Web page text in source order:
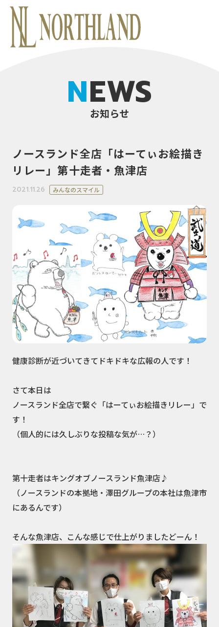
NEWS
お知らせ
ノースランド全店「はーてぃお絵描き
リレー」第十走者・魚津店
2021.11.26 みんなのスマイル
健康診断が近づいてきてドキドキな広報の人です！
さて本日は
ノースランド全店で繋ぐ「はーてぃお絵描きリレー」で
す！
（個人的には久しぶりな投稿な気が…？）
第十走者はキングオブノースランド魚津店♪
（ノースランドの本拠地・澤田グループの本社は魚津市
にあるんです）
そんな魚津店、こんな感じで仕上がりましたどーん！